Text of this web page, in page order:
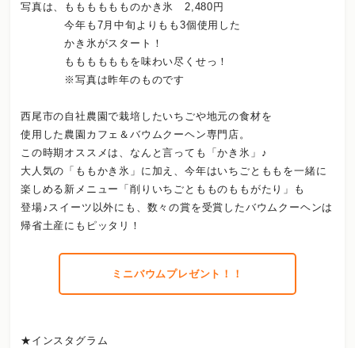
写真は、もももももものかき氷 2,480円
今年も7月中旬よりもも3個使用した
かき氷がスタート！
ももももももを味わい尽くせっ！
※写真は昨年のものです
西尾市の自社農園で栽培したいちごや地元の食材を
使用した農園カフェ＆バウムクーヘン専門店。
この時期オススメは、なんと言っても「かき氷」♪
大人気の「ももかき氷」に加え、今年はいちごとももを一緒に
楽しめる新メニュー「削りいちごともものももがたり」も
登場♪スイーツ以外にも、数々の賞を受賞したバウムクーヘンは
帰省土産にもピッタリ！
ミニバウムプレゼント！！
★インスタグラム